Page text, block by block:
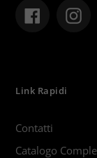
Facebook
Link Rapidi
Contatti
Catalogo